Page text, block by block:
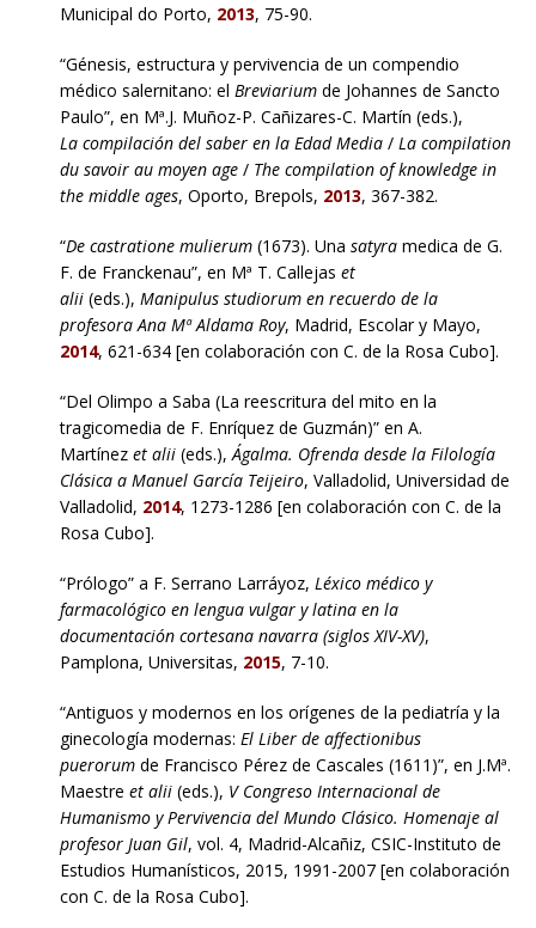
Municipal do Porto, 2013, 75-90.
“Génesis, estructura y pervivencia de un compendio
médico salernitano: el Breviarium de Johannes de Sancto
Paulo”, en Mª.J. Muñoz-P. Cañizares-C. Martín (eds.),
La compilación del saber en la Edad Media / La compilation
du savoir au moyen age / The compilation of knowledge in
the middle ages, Oporto, Brepols, 2013, 367-382.
“De castratione mulierum (1673). Una satyra medica de G.
F. de Franckenau”, en Mª T. Callejas et
alii (eds.), Manipulus studiorum en recuerdo de la
profesora Ana Mª Aldama Roy, Madrid, Escolar y Mayo,
2014, 621-634 [en colaboración con C. de la Rosa Cubo].
“Del Olimpo a Saba (La reescritura del mito en la
tragicomedia de F. Enríquez de Guzmán)” en A.
Martínez et alii (eds.),Ágalma. Ofrenda desde la Filología
Clásica a Manuel García Teijeiro, Valladolid, Universidad de
Valladolid, 2014, 1273-1286 [en colaboración con C. de la
Rosa Cubo].
“Prólogo” a F. Serrano Larráyoz, Léxico médico y
farmacológico en lengua vulgar y latina en la
documentación cortesana navarra (siglos XIV-XV),
Pamplona, Universitas, 2015, 7-10.
“Antiguos y modernos en los orígenes de la pediatría y la
ginecología modernas: El Liber de affectionibus
puerorum de Francisco Pérez de Cascales (1611)”, en J.Mª.
Maestre et alii (eds.), V Congreso Internacional de
Humanismo y Pervivencia del Mundo Clásico. Homenaje al
profesor Juan Gil, vol. 4, Madrid-Alcañiz, CSIC-Instituto de
Estudios Humanísticos, 2015, 1991-2007 [en colaboración
con C. de la Rosa Cubo].